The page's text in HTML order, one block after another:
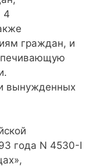
4
граждан, и
вынужденных
года N 4530-I